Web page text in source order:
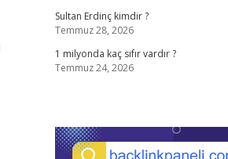
Sultan Erdinç kimdir ?
Temmuz 28, 2026
1 milyonda kaç sıfır vardır ?
Temmuz 24, 2026